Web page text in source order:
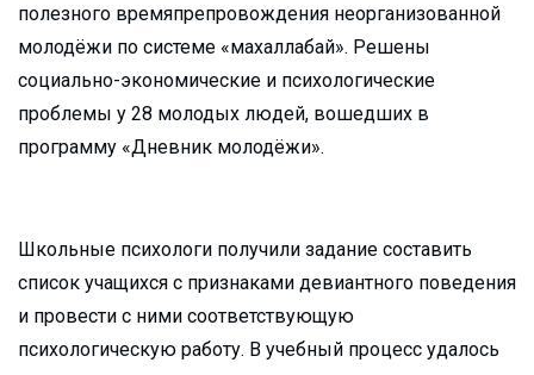
полезного времяпрепровождения неорганизованной
молодёжи по системе «махаллабай». Решены
социально-экономические и психологические
проблемы у 28 молодых людей, вошедших в
программу «Дневник молодёжи».
Школьные психологи получили задание составить
список учащихся с признаками девиантного поведения
и провести с ними соответствующую
психологическую работу. В учебный процесс удалось